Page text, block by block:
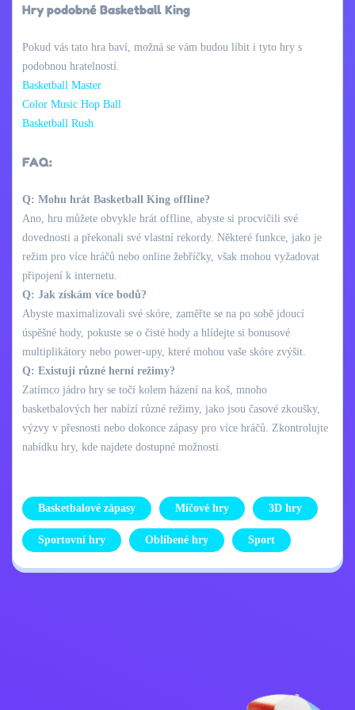
Hry podobné Basketball King
Pokud vás tato hra baví, možná se vám budou líbit i tyto hry s
podobnou hratelností.
Basketball Master
Color Music Hop Ball
Basketball Rush
FAQ:
Q: Mohu hrát Basketball King offline?
Ano, hru můžete obvykle hrát offline, abyste si procvičili své
dovednosti a překonali své vlastní rekordy. Některé funkce, jako je
režim pro více hráčů nebo online žebříčky, však mohou vyžadovat
připojení k internetu.
Q: Jak získám více bodů?
Abyste maximalizovali své skóre, zaměřte se na po sobě jdoucí
úspěšné hody, pokuste se o čisté hody a hlídejte si bonusové
multiplikátory nebo power-upy, které mohou vaše skóre zvýšit.
Q: Existují různé herní režimy?
Zatímco jádro hry se točí kolem házení na koš, mnoho
basketbalových her nabízí různé režimy, jako jsou časové zkoušky,
výzvy v přesnosti nebo dokonce zápasy pro více hráčů. Zkontrolujte
nabídku hry, kde najdete dostupné možnosti.
Basketbalové zápasy Míčové hry 3D hry
Sportovní hry Oblíbené hry Sport